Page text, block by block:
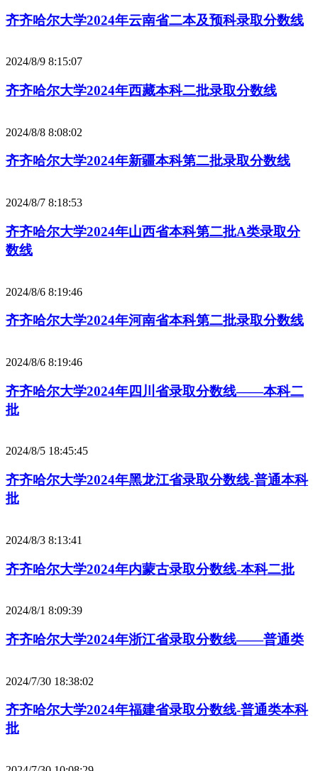
齐齐哈尔大学2024年云南省二本及预科录取分数线
2024/8/9 8:15:07
齐齐哈尔大学2024年西藏本科二批录取分数线
2024/8/8 8:08:02
齐齐哈尔大学2024年新疆本科第二批录取分数线
2024/8/7 8:18:53
齐齐哈尔大学2024年山西省本科第二批A类录取分
数线
2024/8/6 8:19:46
齐齐哈尔大学2024年河南省本科第二批录取分数线
2024/8/6 8:19:46
齐齐哈尔大学2024年四川省录取分数线——本科二
批
2024/8/5 18:45:45
齐齐哈尔大学2024年黑龙江省录取分数线-普通本科
批
2024/8/3 8:13:41
齐齐哈尔大学2024年内蒙古录取分数线-本科二批
2024/8/1 8:09:39
齐齐哈尔大学2024年浙江省录取分数线——普通类
2024/7/30 18:38:02
齐齐哈尔大学2024年福建省录取分数线-普通类本科
批